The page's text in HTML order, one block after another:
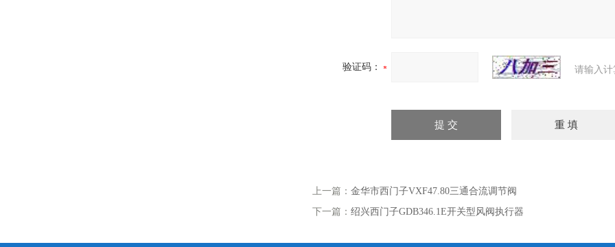
验证码： 请输入
上一篇： 金华市西门子VXF47.80三通合流调节阀
下一篇： 绍兴西门子GDB346.1E开关型风阀执行器